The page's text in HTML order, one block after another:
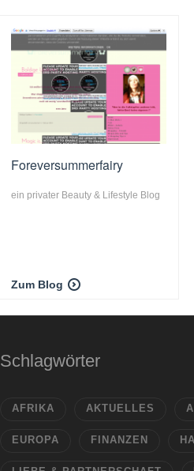
Foreversummerfairy
ein privater Beauty & Lifestyle Blog
Zum Blog
Schlagwörter
AFRIKA AKTUELLES
EUROPA FINANZEN